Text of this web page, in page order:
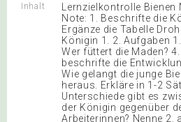
Inhalt
Lernzielkontrolle Bienen
Note: 1. Beschrifte die
Ergänze die Tabelle
Königin 1. 2. Aufgaben
Wer füttert die Maden?
beschrifte die
Wie gelangt die junge
heraus. Erkläre in 1-2
Unterschiede gibt es
der Königin gegenüber
Arbeiterinnen? Nenne 2.